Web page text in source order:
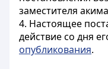
заместителя
4. Настоящее
действие со дня
опубликования.